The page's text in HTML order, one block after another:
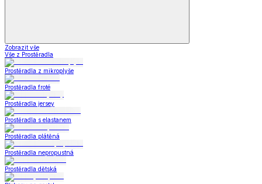
Zobrazit vše
Vše z Prostěradla
Prostěradla z mikroplyše
Prostěradla froté
Prostěradla jersey
Prostěradla s elastanem
Prostěradla plátěná
Prostěradla nepropustná
Prostěradla dětská